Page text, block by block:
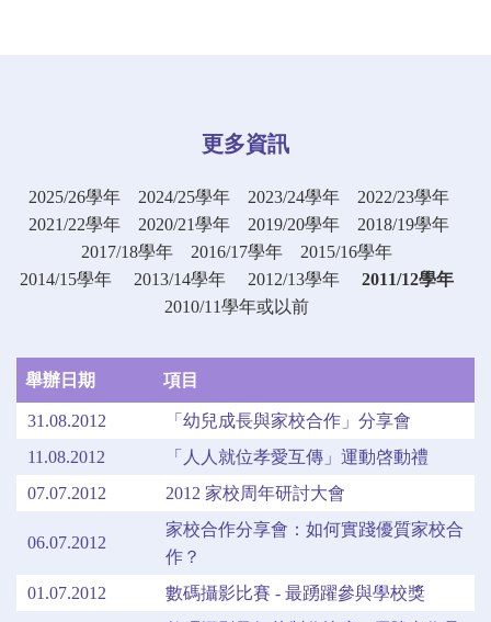
更多資訊
2025/26學年 2024/25學年 2023/24學年
2022/23學年
2021/22學年
2020/21學年 2019/20學年
2018/19學年
2017/18學年
2016/17學年
2015/16學年
2014/15學年
2013/14學年 2012/13學年
2011/12學年
2010/11學年或以前
舉辦日期 項目
31.08.2012
「幼兒成長與家校合作」分享會
11.08.2012
「人人就位孝愛互傳」運動啓動禮
07.07.2012
2012 家校周年研討大會
06.07.2012
家校合作分享會：如何實踐優質家校合
作？
01.07.2012
數碼攝影比賽 - 最踴躍參與學校獎